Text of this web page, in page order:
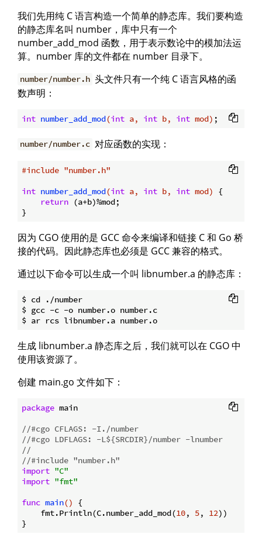
我们先用纯 C 语言构造一个简单的静态库。我们要构造
的静态库名叫 number，库中只有一个
number_add_mod 函数，用于表示数论中的模加法运
算。number 库的文件都在 number 目录下。
number/number.h 头文件只有一个纯 C 语言风格的函
数声明：
int number_add_mod(int a, int b, int mod)
number/number.c 对应函数的实现：
#include "number.h"
int number_add_mod(int a, int b, int mod)
{
return (a+b)%mod;
因为 CGO 使用的是 GCC 命令来编译和链接 C 和 Go 桥
接的代码。因此静态库也必须是 GCC 兼容的格式。
通过以下命令可以生成一个叫 libnumber.a 的静态库：
$ cd ./number
$ gcc -c -o number.o number.c
生成 libnumber.a 静态库之后，我们就可以在 CGO 中
使用该资源了。
创建 main.go 文件如下：
package main
//#cgo CFLAGS: -I./number
//#cgo LDFLAGS: -L${SRCDIR}/number -lnumber
//
//#include "number.h"
import "C"
import "fmt"
func main()
{
    fmt.Println(C.number_add_mod(
10, 5, 12))